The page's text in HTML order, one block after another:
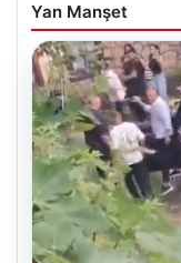
Yan Manşet